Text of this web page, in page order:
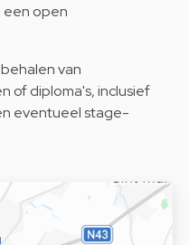
een open
van
of diploma's, inclusief
eventueel stage-